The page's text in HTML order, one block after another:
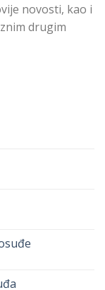
novosti, kao i
drugim